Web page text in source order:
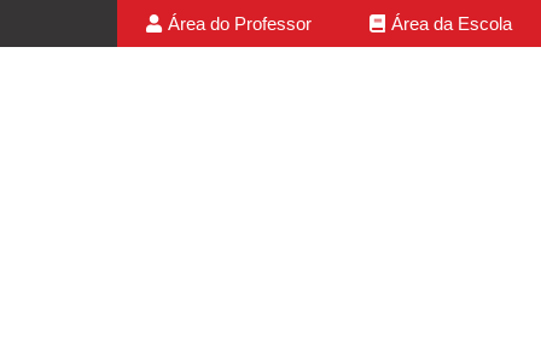
Área do Professor Área da Escola